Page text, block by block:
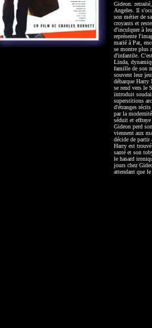
Gideon.
Angeles. Il
son métier de
croyants et
d'inculquer à
représente
marié à Pat,
se montre plus
d'infantile.
Linda,
famille de son
souvent leur
débarque
se rend vers le
introduit
superstitions
d'étranges
par la
séduit et
Gideon perd
viennent aux
décide de
Harry est
santé et son
le hasard
jours chez
attendant que